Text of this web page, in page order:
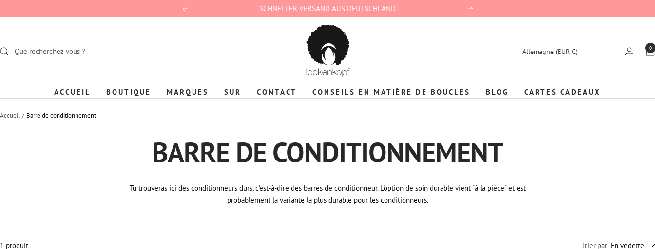
au
Précédent SCHNELLER VERSAND AUS DEUTSCHLAND
Suivant
lockenkopf
Deutschland
Pays/région
Allemagne (EUR €) 0
ACCUEIL BOUTIQUE MARQUES SUR CONTACT CONSEILS EN MATIÈRE DE BOUCLES BLOG CARTES CADEAUX
Accueil Barre de conditionnement
BARRE DE CONDITIONNEMENT
Tu trouveras ici des conditionneurs durs, c'est-à-dire des barres de conditionneur. L'option de soin durable vient "à la pièce" et est
probablement la variante la plus durable pour les conditionneurs.
1 produit Trier par En vedette